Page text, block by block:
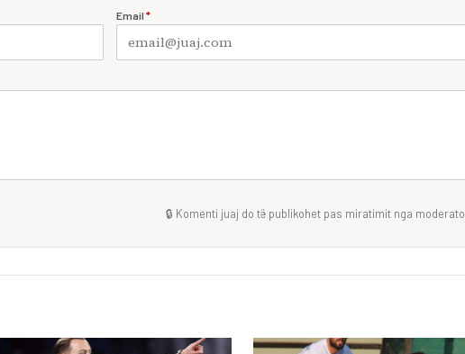
Email *
🔒 Komenti juaj do të publikohet pas miratimit nga